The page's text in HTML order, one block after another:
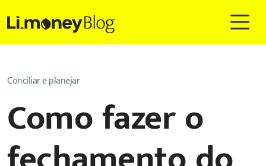
Conciliar e planejar
Como fazer o